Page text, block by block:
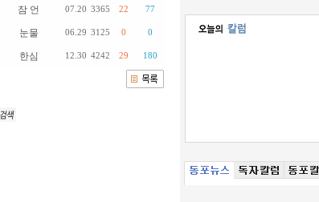
잠 언 07.20 3365 22 77
눈물 06.29 3125 0 0
한심 12.30 4242 29 180